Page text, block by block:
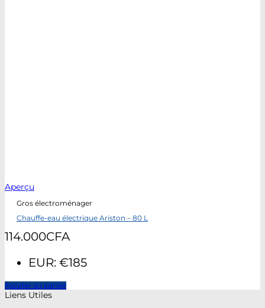
Aperçu
Gros électroménager
Chauffe-eau électrique Ariston – 80 L
114.000CFA
EUR: €185
Ajouter au panier
Liens Utiles